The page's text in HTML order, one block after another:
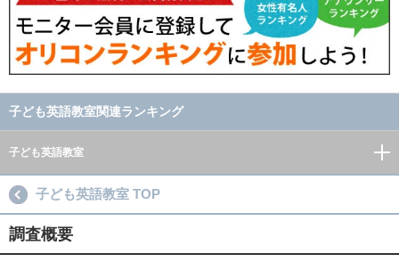
子ども英語教室関連ランキング
子ども英語教室
子ども英語教室 TOP
調査概要